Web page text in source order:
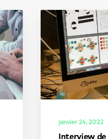
janvier 24, 2022
Interview de